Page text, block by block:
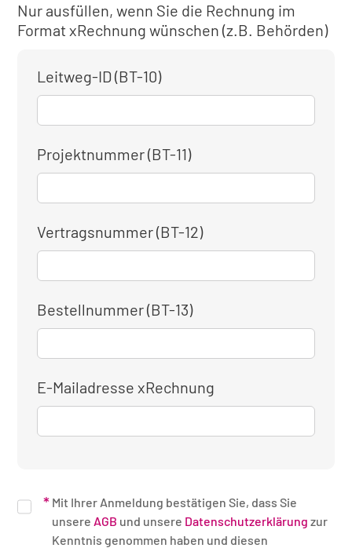
Nur ausfüllen, wenn Sie die Rechnung im
Format xRechnung wünschen (z.B. Behörden)
Leitweg-ID (BT-10)
Projektnummer (BT-11)
Vertragsnummer (BT-12)
Bestellnummer (BT-13)
E-Mailadresse xRechnung
Mit Ihrer Anmeldung bestätigen Sie, dass Sie
unsere AGB und unsere Datenschutzerklärung zur
Kenntnis genommen haben und diesen